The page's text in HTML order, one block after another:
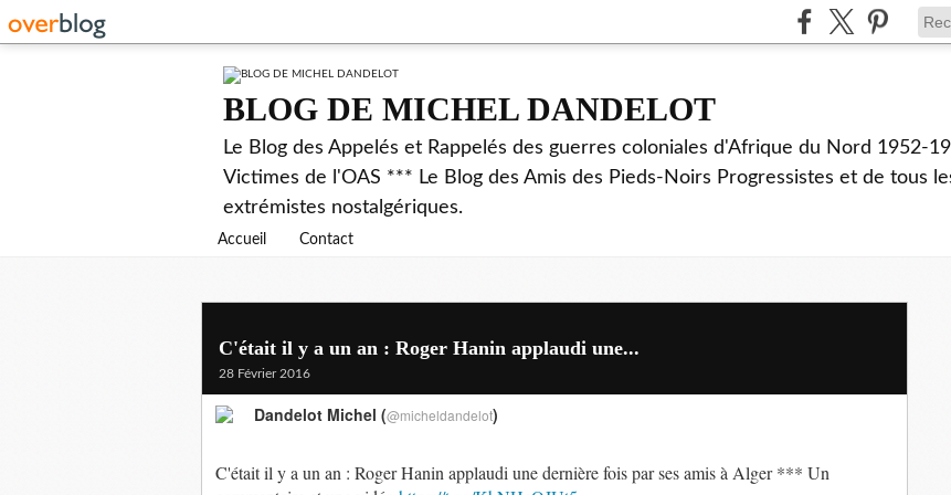
BLOG DE MICHEL DANDELOT
Le Blog des Appelés et Rappelés des guerres coloniales d'Afrique du Nord 1952-
Victimes de l'OAS *** Le Blog des Amis des Pieds-Noirs Progressistes et de tous
extrémistes nostalgériques.
Accueil Contact
C'était il y a un an : Roger Hanin applaudi une...
28 Février 2016
C'était il y a un an : Roger Hanin applaudi une dernière fois par ses amis à Alger *** Un
Dandelot Michel (@micheldandelot)